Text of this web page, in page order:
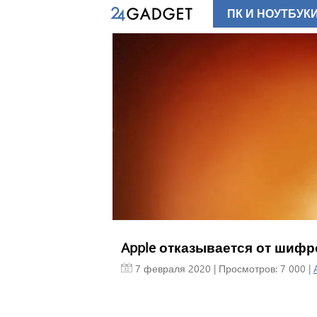
Apple отказывается от
7 февраля 2020 | Просмотров: 7 000 |
ПК И НОУТБУКИ